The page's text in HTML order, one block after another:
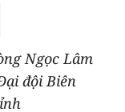
Ngọc Lâm
đội Biên